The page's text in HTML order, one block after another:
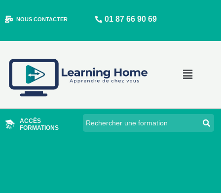
au
NOUS CONTACTER 01 87 66 90 69
Main
ACCÈS
FORMATIONS